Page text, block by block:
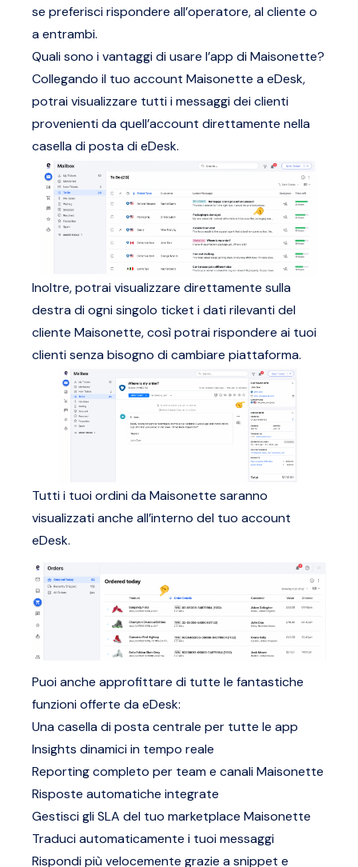
se preferisci rispondere all’operatore, al cliente o
a entrambi.
Quali sono i vantaggi di usare l’app di Maisonette?
Collegando il tuo account Maisonette a eDesk,
potrai visualizzare tutti i messaggi dei clienti
provenienti da quell’account direttamente nella
casella di posta di eDesk.
Inoltre, potrai visualizzare direttamente sulla
destra di ogni singolo ticket i dati rilevanti del
cliente Maisonette, così potrai rispondere ai tuoi
clienti senza bisogno di cambiare piattaforma.
Tutti i tuoi ordini da Maisonette saranno
visualizzati anche all’interno del tuo account
eDesk.
Puoi anche approfittare di tutte le fantastiche
funzioni offerte da eDesk:
Una casella di posta centrale per tutte le app
Insights dinamici in tempo reale
Reporting completo per team e canali Maisonette
Risposte automatiche integrate
Gestisci gli SLA del tuo marketplace Maisonette
Traduci automaticamente i tuoi messaggi
Rispondi più velocemente grazie a snippet e